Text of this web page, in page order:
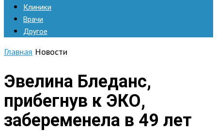
Клиники
Врачи
Другое
Главная Новости
Эвелина Бледанс,
прибегнув к ЭКО,
забеременела в 49 лет